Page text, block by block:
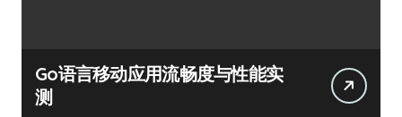
Go语言移动应用流畅度与性能实
测